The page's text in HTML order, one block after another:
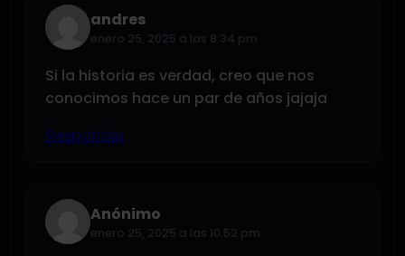
andres
enero 25, 2025 a las 8:34 pm
Si la historia es verdad, creo que nos
conocimos hace un par de años jajaja
Responder
Anónimo
enero 25, 2025 a las 10:52 pm